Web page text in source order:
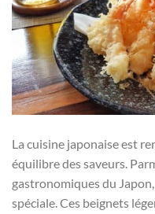
La cuisine japonaise est
équilibre des saveurs.
gastronomiques du
spéciale. Ces beignets